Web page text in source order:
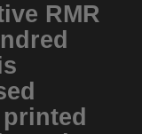
RMR